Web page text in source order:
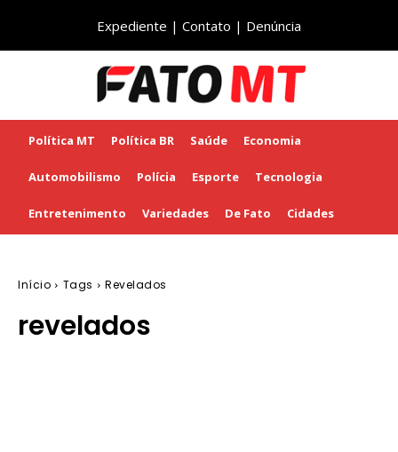
Expediente | Contato | Denúncia
Política MT Política BR Saúde Economia
Automobilismo Polícia Esporte Tecnologia
Entretenimento Variedades De Fato Cidades
Início Tags Revelados
revelados